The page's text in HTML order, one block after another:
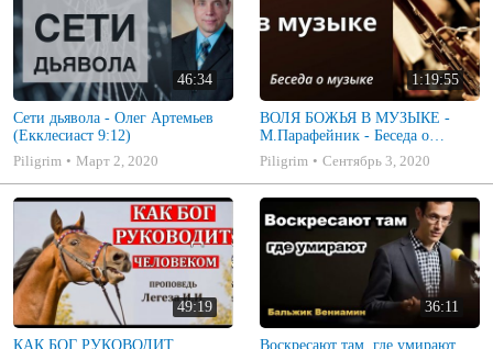
46:34
Сети дьявола - Олег Артемьев
(Екклесиаст 9:12)
Piligrim
Март 2, 2020
1:19:55
ВОЛЯ БОЖЬЯ В МУЗЫКЕ -
М.Парафейник - Беседа о
музыке 2
Piligrim Сентябрь 3, 2020
49:19
КАК БОГ РУКОВОДИТ
36:11
Воскресают там, где умирают.